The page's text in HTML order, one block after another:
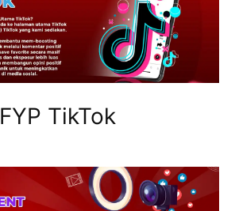
FYP TikTok